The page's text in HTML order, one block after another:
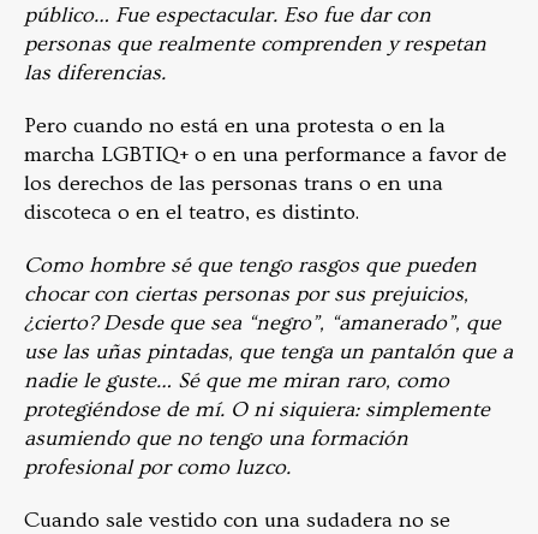
público… Fue espectacular. Eso fue dar con
personas que realmente comprenden y respetan
las diferencias.
Pero cuando no está en una protesta o en la
marcha LGBTIQ+ o en una performance a favor de
los derechos de las personas trans o en una
discoteca o en el teatro, es distinto.
Como hombre sé que tengo rasgos que pueden
chocar con ciertas personas por sus prejuicios,
¿cierto? Desde que sea “negro”, “amanerado”, que
use las uñas pintadas, que tenga un pantalón que a
nadie le guste… Sé que me miran raro, como
protegiéndose de mí. O ni siquiera: simplemente
asumiendo que no tengo una formación
profesional por como luzco.
Cuando sale vestido con una sudadera no se